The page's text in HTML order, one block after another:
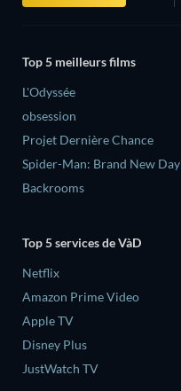
Top 5 meilleurs films
L'Odyssée
obsession
Projet Dernière Chance
Spider-Man: Brand New Day
Backrooms
Top 5 services de VàD
Netflix
Amazon Prime Video
Apple TV
Disney Plus
JustWatch TV